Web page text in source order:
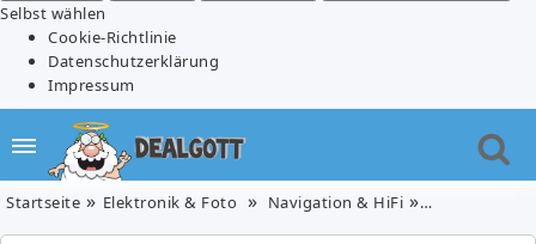
Selbst wählen
Cookie-Richtlinie
Datenschutzerklärung
Impressum
Startseite Elektronik & Foto Navigation & HiFi Yamaha